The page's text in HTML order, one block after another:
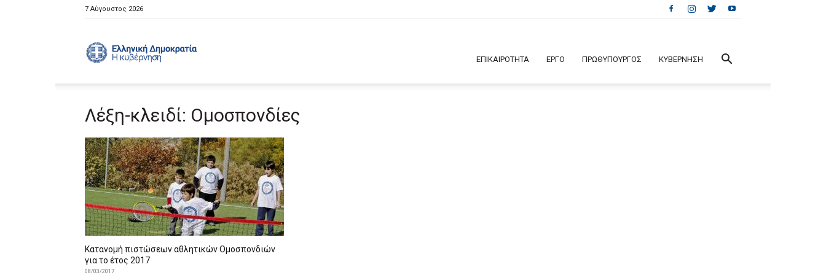
7 Αύγουστος 2026
Κυβέρνηση
ΕΠΙΚΑΙΡΟΤΗΤΑ ΕΡΓΟ ΠΡΩΘΥΠΟΥΡΓΟΣ ΚΥΒΕΡΝΗΣΗ
Λέξη-κλειδί: Ομοσπονδίες
Κατανομή πιστώσεων αθλητικών Ομοσπονδιών
για το έτος 2017
08/03/2017